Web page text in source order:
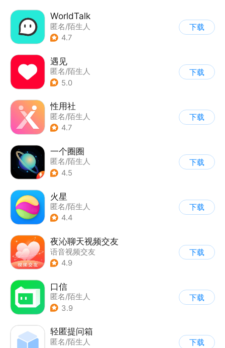
WorldTalk
匿名/陌生人
4.7
下载
遇见
匿名/陌生人
5.0
下载
性用社
匿名/陌生人
4.7
下载
一个圈圈
匿名/陌生人
4.5
下载
火星
匿名/陌生人
4.4
下载
夜沁聊天视频交友
语音视频交友
| 匿名/陌生人
4.9
下载
口信
匿名/陌生人
3.9
下载
轻匿提问箱
匿名/陌生人
下载